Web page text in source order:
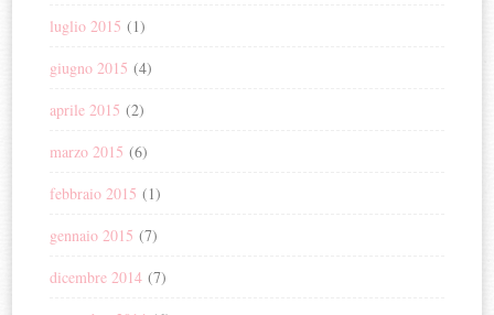
luglio 2015 (1)
giugno 2015 (4)
aprile 2015 (2)
marzo 2015 (6)
febbraio 2015 (1)
gennaio 2015 (7)
dicembre 2014 (7)